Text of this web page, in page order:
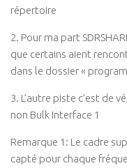
répertoire
2. Pour ma part
que certains aient
dans le dossier «
3. L’autre piste c’est de
non Bulk Interface 1
Remarque 1: Le cadre
capté pour chaque